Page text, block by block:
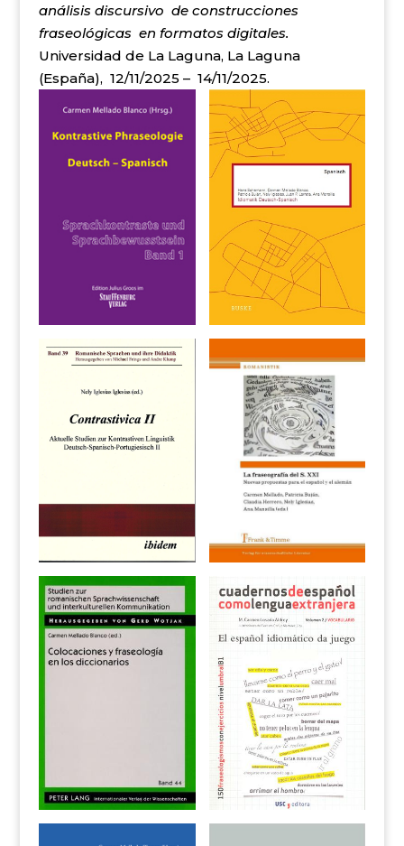
análisis discursivo de construcciones
fraseológicas en formatos digitales.
Universidad de La Laguna, La Laguna
(España), 12/11/2025 – 14/11/2025.